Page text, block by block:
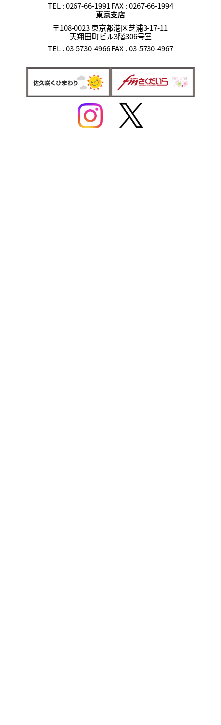
TEL : 0267-66-1991 FAX : 0267-66-1994
東京支店
〒108-0023 東京都港区芝浦3-17-11
天翔田町ビル3階306号室
TEL : 03-5730-4966 FAX : 03-5730-4967